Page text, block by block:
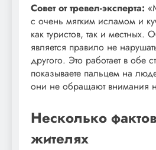
Совет от тревел-эксперта:
с очень мягким исламом и
как туристов, так и местных.
является правило не
другого. Это работает в обе
показываете пальцем на
они не обращают внимания
Несколько
жителях